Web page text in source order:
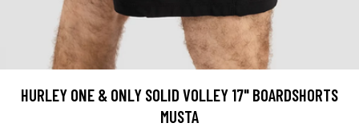
HURLEY ONE & ONLY SOLID VOLLEY 17" BOARDSHORTS
MUSTA